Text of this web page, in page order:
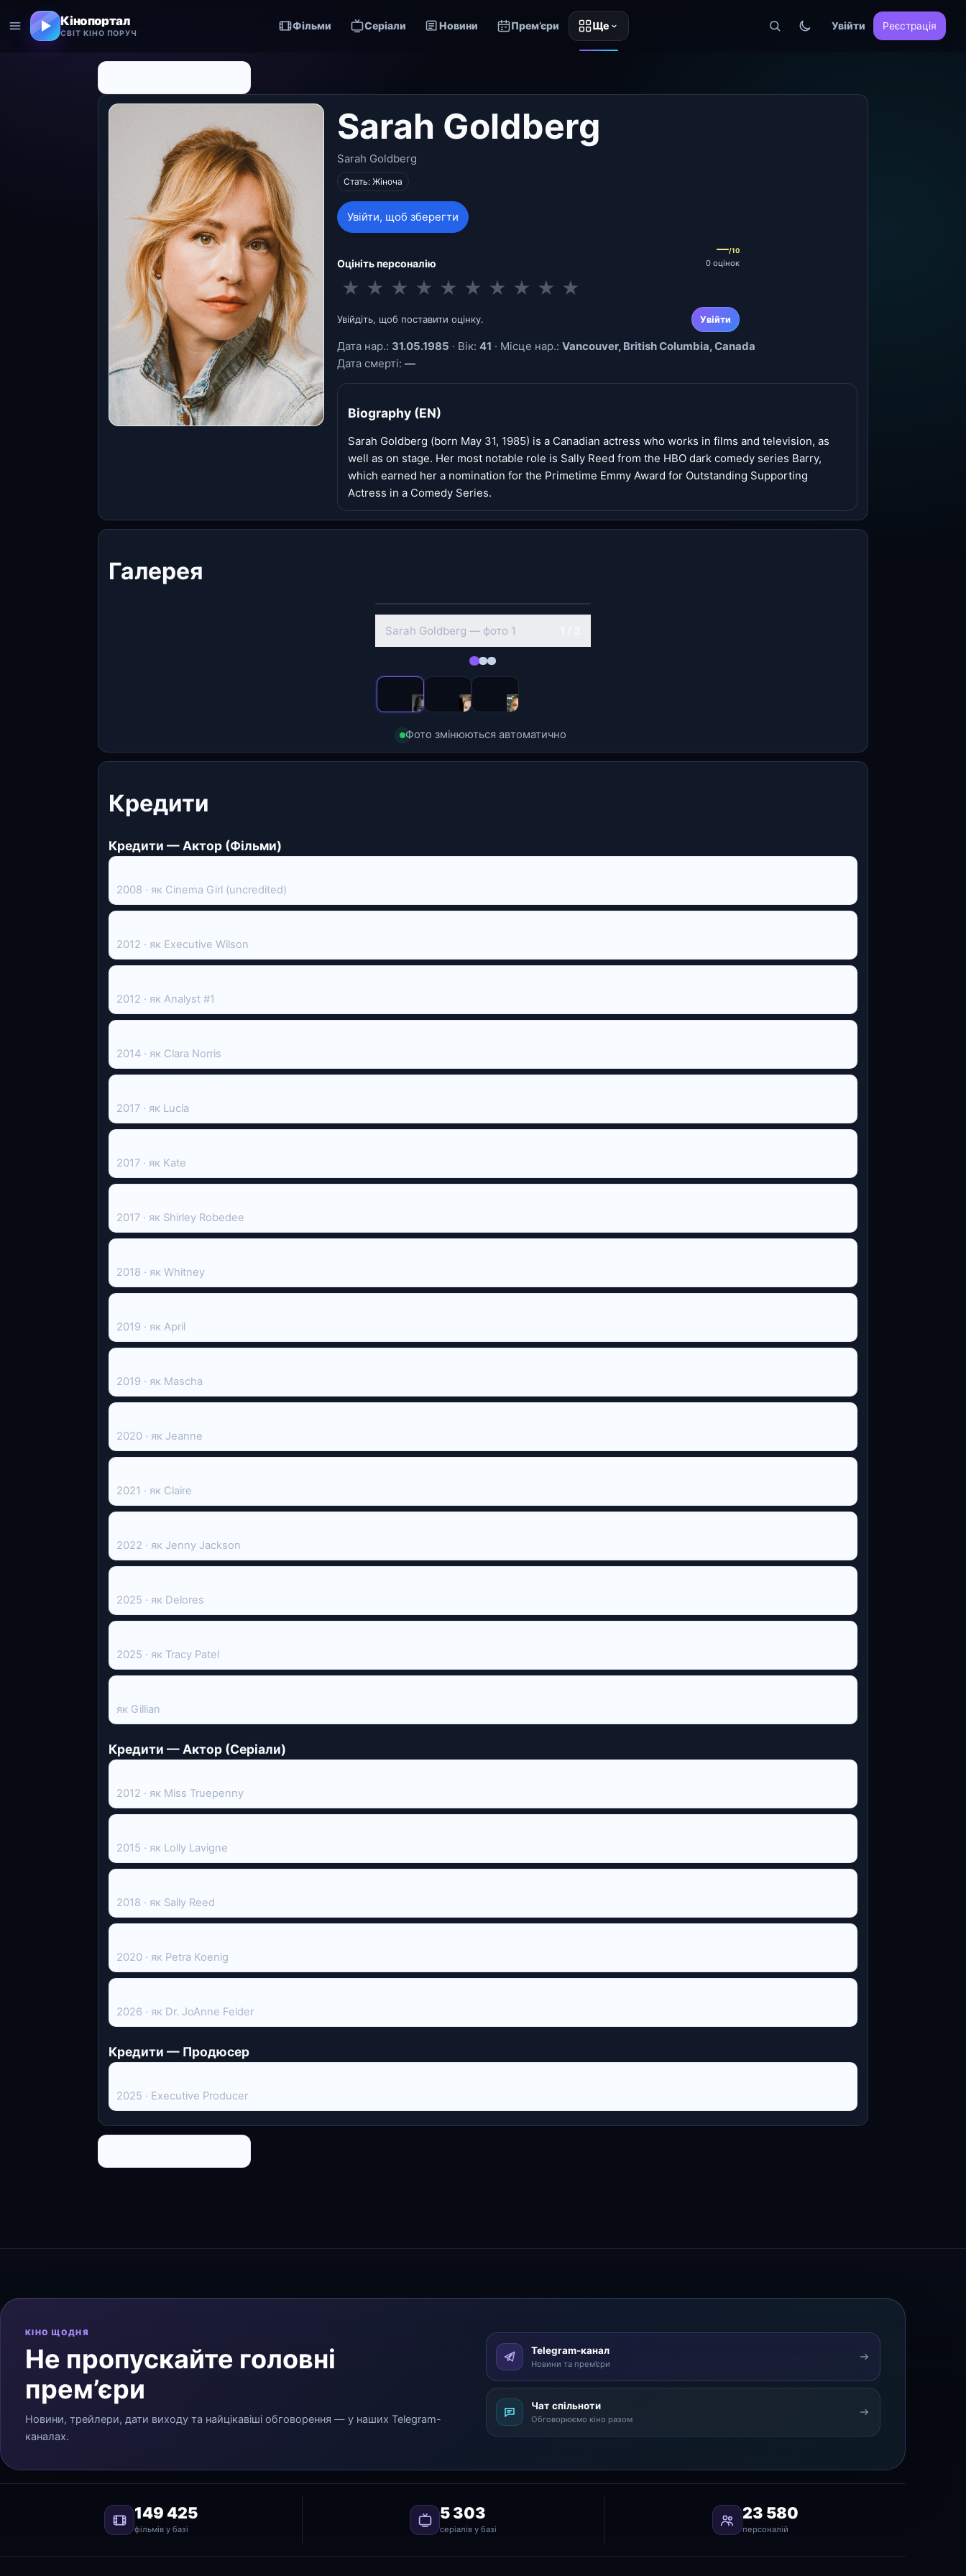
Кінопортал
СВІТ КІНО ПОРУЧ
Фільми Серіали Новини Прем’єри Ще Увійти Реєстрація
Sarah Goldberg
Sarah Goldberg
Стать: Жіноча
Увійти, щоб зберегти
Оцініть персоналію
—/10
0 оцінок
★ ★ ★ ★ ★ ★ ★ ★ ★ ★
Увійдіть, щоб поставити оцінку. Увійти
Дата нар.: 31.05.1985 · Вік: 41 · Місце нар.: Vancouver, British Columbia, Canada
Дата смерті: —
Biography (EN)
Sarah Goldberg (born May 31, 1985) is a Canadian actress who works in films and television, as
well as on stage. Her most notable role is Sally Reed from the HBO dark comedy series Barry,
which earned her a nomination for the Primetime Emmy Award for Outstanding Supporting
Actress in a Comedy Series.
Галерея
‹ ›
Sarah Goldberg — фото 2
Фото змінюються автоматично
Кредити
Кредити — Актор (Фільми)
2008 · як Cinema Girl (uncredited)
2012 · як Executive Wilson
2012 · як Analyst #1
2014 · як Clara Norris
2017 · як Lucia
2017 · як Kate
2017 · як Shirley Robedee
2018 · як Whitney
2019 · як April
2019 · як Mascha
2020 · як Jeanne
2021 · як Claire
2022 · як Jenny Jackson
2025 · як Delores
2025 · як Tracy Patel
як Gillian
Кредити — Актор (Серіали)
2012 · як Miss Truepenny
2015 · як Lolly Lavigne
2018 · як Sally Reed
2020 · як Petra Koenig
2026 · як Dr. JoAnne Felder
Кредити — Продюсер
2025 · Executive Producer
КІНО ЩОДНЯ
Не пропускайте головні
прем’єри
Новини, трейлери, дати виходу та найцікавіші обговорення — у наших Telegram-
каналах.
Telegram-канал
Новини та прем’єри
Чат спільноти
Обговорюємо кіно разом
149 425
фільмів у базі
5 303
серіалів у базі
23 580
персоналій